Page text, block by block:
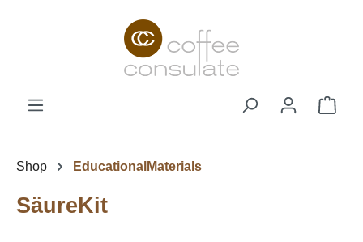
Zum Hauptinhalt springen
Shop EducationalMaterials
SäureKit